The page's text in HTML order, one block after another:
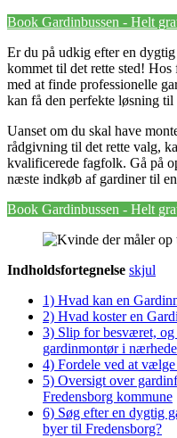
Book Gardinbussen - Helt
Er du på udkig efter en
kommet til det rette sted!
med at finde professionelle
kan få den perfekte løsning til
Uanset om du skal have
rådgivning til det rette valg,
kvalificerede fagfolk. Gå på
næste indkøb af gardiner til
Book Gardinbussen - Helt
Indholdsfortegnelse skjul
1) Hvad kan en
2) Hvad koster en
3) Slip for besværet,
gardinmontør i
4) Fordele ved at
5) Oversigt over
Fredensborg kommune
6) Søg efter en dygtig
byer til Fredensborg?